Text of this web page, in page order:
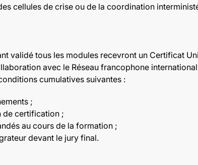
cellules de crise ou de la coordination
validé tous les modules recevront un Certificat
avec le Réseau francophone
cumulatives suivantes :
;
de certification ;
au cours de la formation ;
devant le jury final.